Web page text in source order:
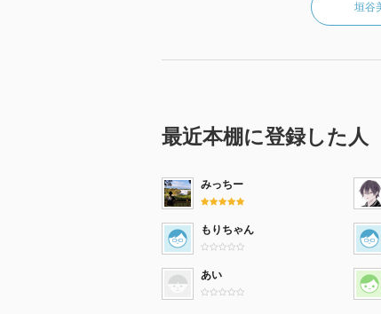
垣谷
最近本棚に登録した人
みっちー
もりちゃん
あい